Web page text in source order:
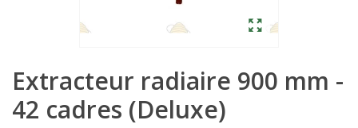
Extracteur radiaire 900 mm -
42 cadres (Deluxe)